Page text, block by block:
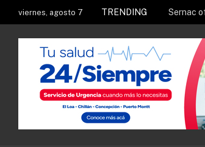
viernes, agosto 7 TRENDING